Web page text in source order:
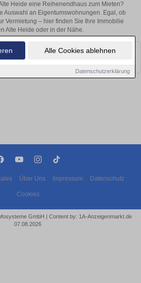
Alle Cookies ablehnen
Datenschutzerklärung
Heide eine Reihenendhaus zum Mieten?
Auswahl an Eigentumswohnungen. Egal, ob
Vermietung – hier finden Sie Ihre Immobilie
Alte Heide oder in der Nähe.
passenden Objekte finden. Schauen Sie
Über Uns Impressum Datenschutz
Cookies
GmbH | Content by: 1A-Anzeigenmarkt.de
07.08.2026